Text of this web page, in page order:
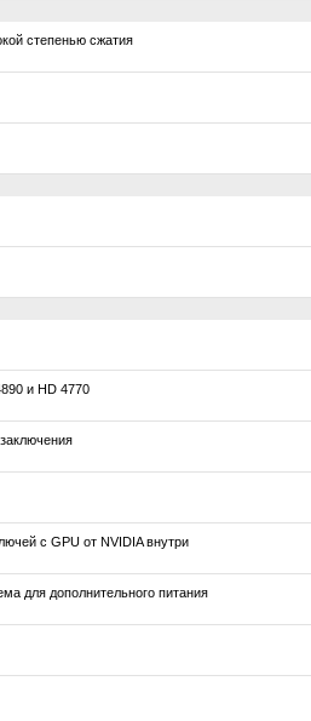
степенью сжатия
и HD 4770
с GPU от NVIDIA внутри
для дополнительного питания